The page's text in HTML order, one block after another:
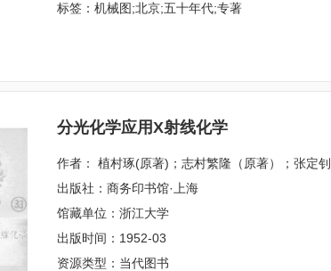
标签：机械图;北京;五十年代;专著
分光化学应用X射线化学
作者： 植村琢(原著)；志村繁隆（原著）；张定钊
出版社：商务印书馆·上海
馆藏单位：浙江大学
出版时间：1952-03
资源类型：当代图书